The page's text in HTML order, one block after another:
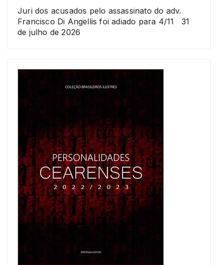
Juri dos acusados pelo assassinato do adv.
Francisco Di Angellis foi adiado para 4/11
31
de julho de 2026